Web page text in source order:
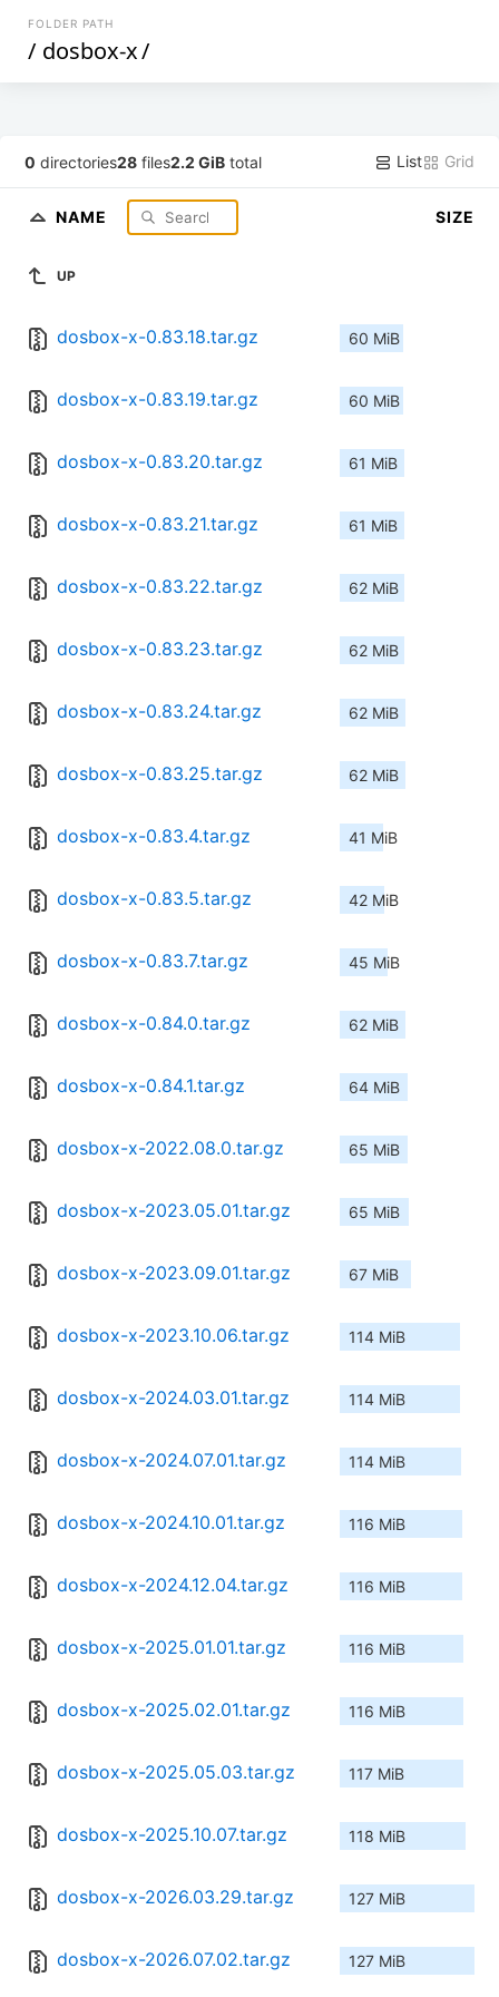
FOLDER PATH
/ dosbox-x/
0 directories28 files2.2 GiB total List Grid
NAME SIZE
UP
dosbox-x-0.83.18.tar.gz 60 MiB
dosbox-x-0.83.19.tar.gz 60 MiB
dosbox-x-0.83.20.tar.gz 61 MiB
dosbox-x-0.83.21.tar.gz 61 MiB
dosbox-x-0.83.22.tar.gz 62 MiB
dosbox-x-0.83.23.tar.gz 62 MiB
dosbox-x-0.83.24.tar.gz 62 MiB
dosbox-x-0.83.25.tar.gz 62 MiB
dosbox-x-0.83.4.tar.gz 41 MiB
dosbox-x-0.83.5.tar.gz 42 MiB
dosbox-x-0.83.7.tar.gz 45 MiB
dosbox-x-0.84.0.tar.gz 62 MiB
dosbox-x-0.84.1.tar.gz 64 MiB
dosbox-x-2022.08.0.tar.gz 65 MiB
dosbox-x-2023.05.01.tar.gz 65 MiB
dosbox-x-2023.09.01.tar.gz 67 MiB
dosbox-x-2023.10.06.tar.gz 114 MiB
dosbox-x-2024.03.01.tar.gz 114 MiB
dosbox-x-2024.07.01.tar.gz 114 MiB
dosbox-x-2024.10.01.tar.gz 116 MiB
dosbox-x-2024.12.04.tar.gz 116 MiB
dosbox-x-2025.01.01.tar.gz 116 MiB
dosbox-x-2025.02.01.tar.gz 116 MiB
dosbox-x-2025.05.03.tar.gz 117 MiB
dosbox-x-2025.10.07.tar.gz 118 MiB
dosbox-x-2026.03.29.tar.gz 127 MiB
dosbox-x-2026.07.02.tar.gz 127 MiB